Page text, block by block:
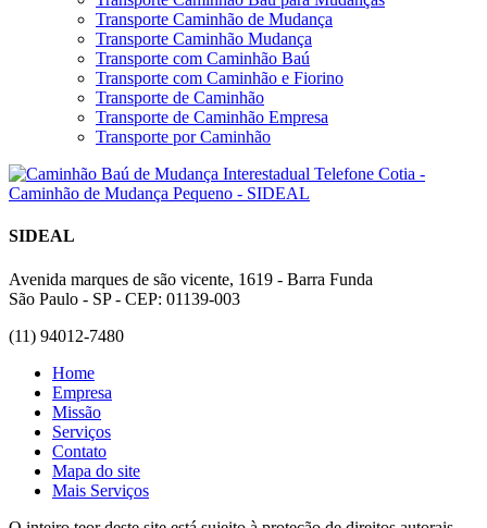
Transporte Caminhão de Mudança
Transporte Caminhão Mudança
Transporte com Caminhão Baú
Transporte com Caminhão e Fiorino
Transporte de Caminhão
Transporte de Caminhão Empresa
Transporte por Caminhão
SIDEAL
Avenida marques de são vicente, 1619 - Barra Funda
São Paulo - SP - CEP: 01139-003
(11) 94012-7480
Home
Empresa
Missão
Serviços
Contato
Mapa do site
Mais Serviços